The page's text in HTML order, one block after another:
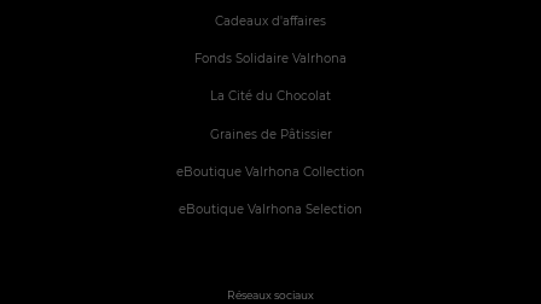
Cadeaux d'affaires
Fonds Solidaire Valrhona
La Cité du Chocolat
Graines de Pâtissier
eBoutique Valrhona Collection
eBoutique Valrhona Selection
Réseaux sociaux